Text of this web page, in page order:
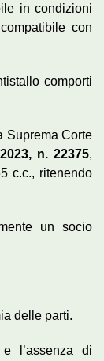
in condizioni
con
comporti
Suprema Corte
n. 22375,
c.c., ritenendo
un socio
delle parti.
l’assenza di